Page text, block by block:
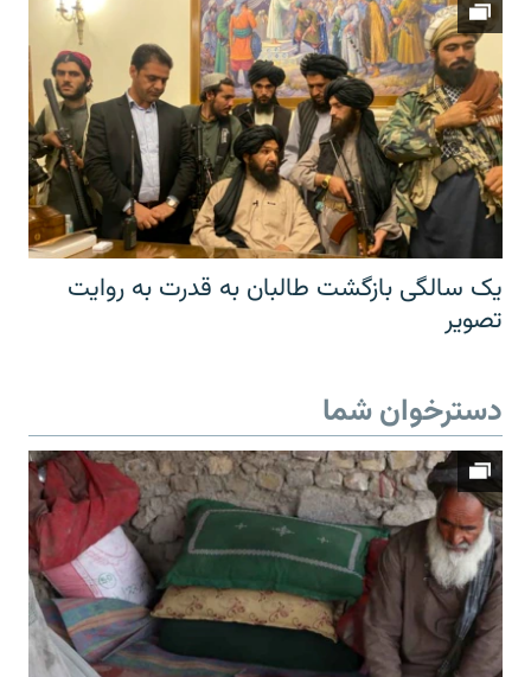
یک سالگی بازگشت طالبان به قدرت به روایت
تصویر
دسترخوان شما